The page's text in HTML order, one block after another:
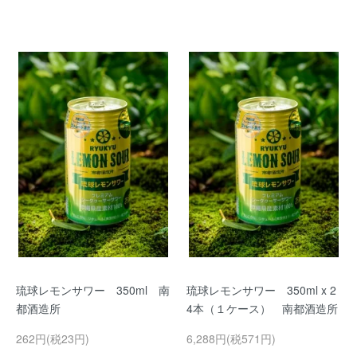
琉球レモンサワー 350ml 南
都酒造所
262円(税23円)
琉球レモンサワー 350ml x 2
4本（１ケース） 南都酒造所
6,288円(税571円)